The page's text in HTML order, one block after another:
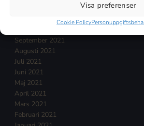
Visa preferenser
Cookie Policy
November 2021
September 2021
Augusti 2021
Juli 2021
Juni 2021
Maj 2021
April 2021
Mars 2021
Februari 2021